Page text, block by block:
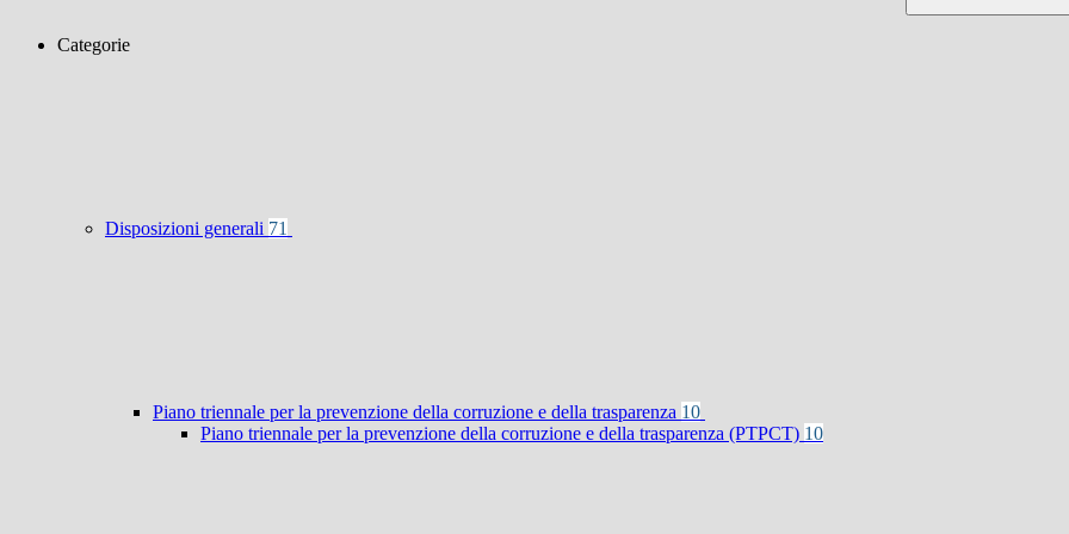
Categorie
Disposizioni generali 71
Piano triennale per la prevenzione della corruzione e della trasparenza 10
Piano triennale per la prevenzione della corruzione e della trasparenza (PTPCT) 10